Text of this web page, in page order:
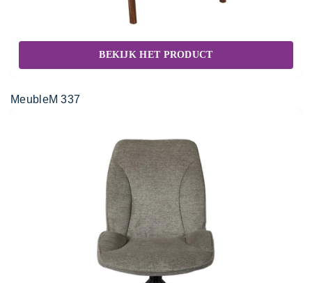
BEKIJK HET PRODUCT
MeubleM 337